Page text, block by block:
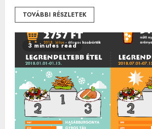
TOVÁBBI RÉSZLETEK
3 minutes read